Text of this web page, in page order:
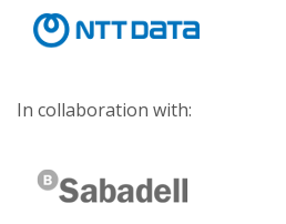
In collaboration with: